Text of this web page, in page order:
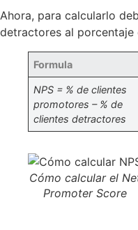
Ahora, para calcularlo
detractores al porcentaje
Formula
NPS = % de clientes
promotores – % de
clientes detractores
Cómo calcular el
Promoter Score